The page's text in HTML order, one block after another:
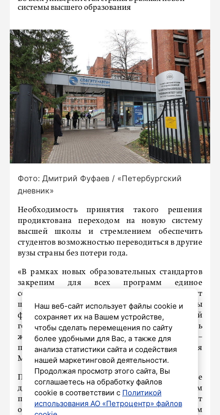
системы высшего образования
Фото: Дмитрий Фуфаев / «Петербургский
дневник»
Необходимость принятия такого решения
продиктована переходом на новую систему
высшей школы и стремлением обеспечить
студентов возможностью переводиться в другие
вузы страны без потери года.
«В рамках новых образовательных стандартов
закрепим для всех программ единое
социогуманитарное ядро, в которое войдут
шесть дисциплин – история, основы
философии, русский язык, основы российской
государственности, безопасность
жизнедеятельности, физическая культура», –
приводит «РИА Новости» цитату из сообщения
Минобрнауки.
Подчеркивается, что преподаваться данные
дисциплины будут по единым рабочим
программам, знания и навыки будут
оцениваться по единым оценочным
Наш веб-сайт использует файлы cookie и
сохраняет их на Вашем устройстве,
чтобы сделать перемещения по сайту
более удобными для Вас, а также для
анализа статистики сайта и содействия
нашей маркетинговой деятельности.
Продолжая просмотр этого сайта, Вы
соглашаетесь на обработку файлов
cookie в соответствии с Политикой
использования АО «Петроцентр» файлов